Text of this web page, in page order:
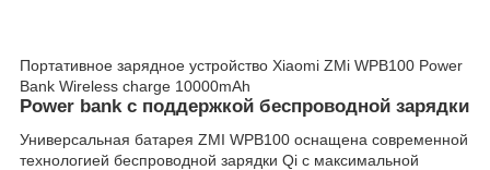
Портативное зарядное устройство Xiaomi ZMi WPB100 Power
Bank Wireless charge 10000mAh
Power bank с поддержкой беспроводной зарядки
Универсальная батарея ZMI WPB100 оснащена современной
технологией беспроводной зарядки Qi с максимальной